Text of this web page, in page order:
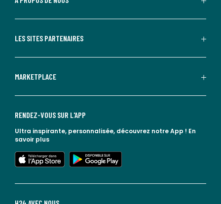
LES SITES PARTENAIRES
MARKETPLACE
RENDEZ-VOUS SUR L'APP
Ultra inspirante, personnalisée, découvrez notre App ! En
savoir plus
lien vers l'app store
lien vers google play